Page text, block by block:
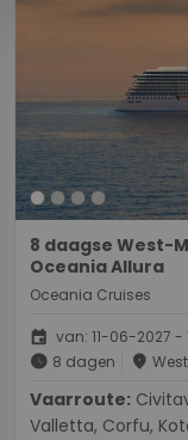
8 daagse West-
Oceania Allura
Oceania Cruises
event van: 11-06-2027
schedule 8 dagen place
Vaarroute:
Valletta, Corfu,